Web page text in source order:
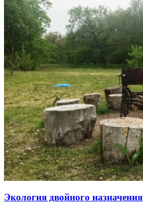
Экология двойного назначения